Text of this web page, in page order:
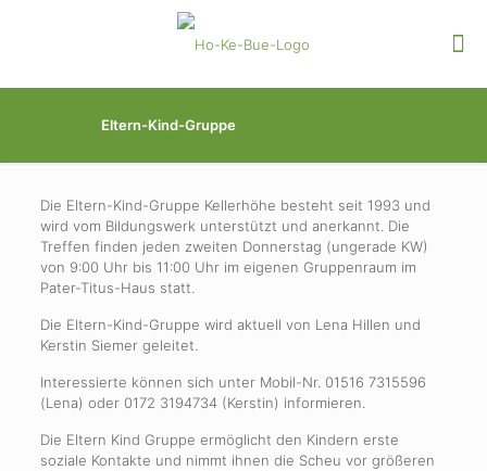
Eltern-Kind-Gruppe
Die Eltern-Kind-Gruppe Kellerhöhe besteht seit 1993 und
wird vom Bildungswerk unterstützt und anerkannt. Die
Treffen finden jeden zweiten Donnerstag (ungerade KW)
von 9:00 Uhr bis 11:00 Uhr im eigenen Gruppenraum im
Pater-Titus-Haus statt.
Die Eltern-Kind-Gruppe wird aktuell von Lena Hillen und
Kerstin Siemer geleitet.
Interessierte können sich unter Mobil-Nr. 01516 7315596
(Lena) oder 0172 3194734 (Kerstin) informieren.
Die Eltern Kind Gruppe ermöglicht den Kindern erste
soziale Kontakte und nimmt ihnen die Scheu vor größeren